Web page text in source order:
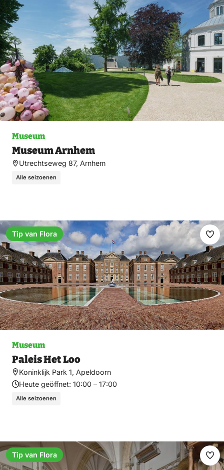
Museum
Museum Arnhem
Utrechtseweg 87, Arnhem
Alle seizoenen
Museum
Paleis Het Loo
Koninklijk Park 1, Apeldoorn
Heute geöffnet: 10:00 – 17:00
Alle seizoenen
Tip van Flora
Tip van Flora